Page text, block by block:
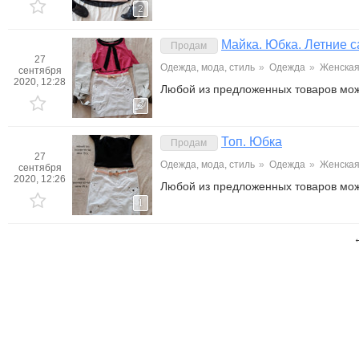
2
27
сентября
2020, 12:28
2
Продам Майка. Юбка. Летние
Одежда, мода, стиль » Одежда » Женская
Любой из предложенных товаров
27
сентября
2020, 12:26
1
Продам Топ. Юбка
Одежда, мода, стиль » Одежда » Женская
Любой из предложенных товаров